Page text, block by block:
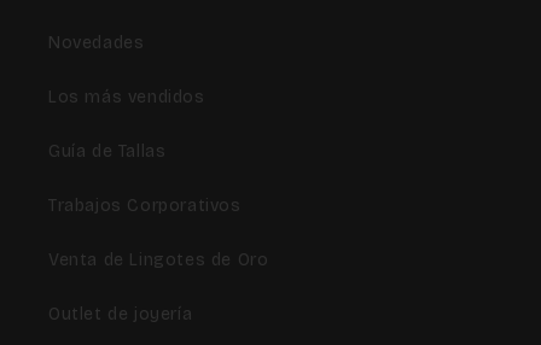
Novedades
Los más vendidos
Guía de Tallas
Trabajos Corporativos
Venta de Lingotes de Oro
Outlet de joyería